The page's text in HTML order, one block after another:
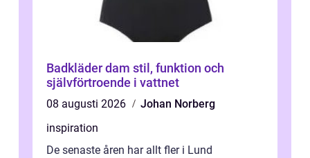
Badkläder dam stil, funktion och
självförtroende i vattnet
08 augusti 2026
Johan Norberg
inspiration
De senaste åren har allt fler i Lund